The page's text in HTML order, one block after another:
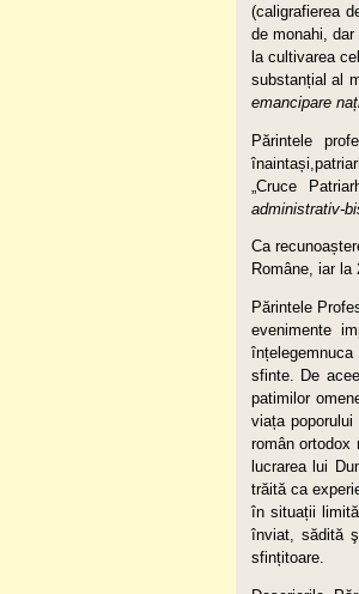
(caligrafierea
de monahi,
la cultivarea
substanțial al
emancipare naț
Părintele
„Cruce
administrativ-
Ca
Române, iar
Părintele
evenimente
sfinte. De
patimilor
viața
român
lucrarea lui
trăită ca
în situații
înviat, sădită
sfințitoare.